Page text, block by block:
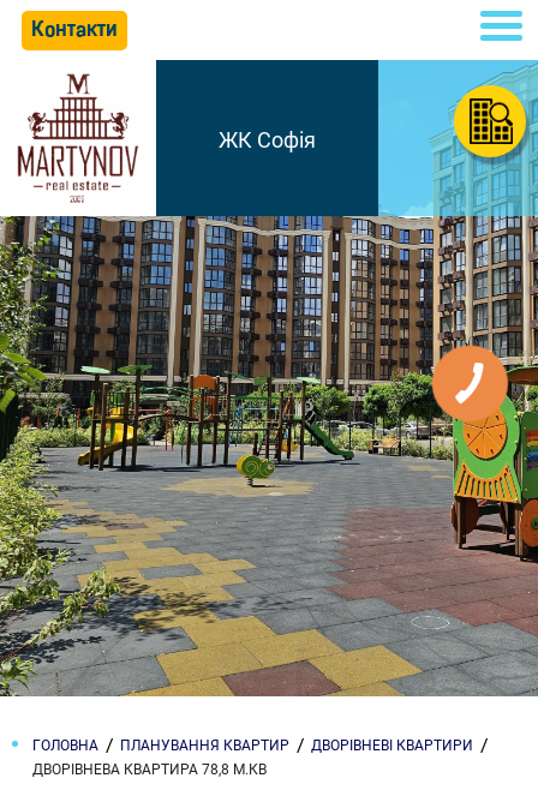
Контакти
ЖК Софія
ГОЛОВНА ПЛАНУВАННЯ КВАРТИР
ДВОРІВНЕВІ КВАРТИРИ
ДВОРІВНЕВА КВАРТИРА 78,8 М.КВ